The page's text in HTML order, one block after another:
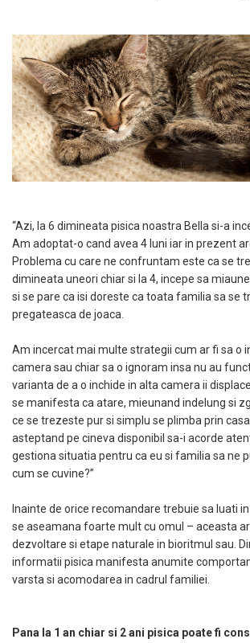
“Azi, la 6 dimineata pisica noastra Bella si-a
Am adoptat-o cand avea 4 luni iar in prezent
Problema cu care ne confruntam este ca se
dimineata uneori chiar si la 4, incepe sa
si se pare ca isi doreste ca toata familia sa se
pregateasca de joaca.
Am incercat mai multe strategii cum ar fi sa o
camera sau chiar sa o ignoram insa nu au
varianta de a o inchide in alta camera ii
se manifesta ca atare, mieunand indelung si
ce se trezeste pur si simplu se plimba prin
asteptand pe cineva disponibil sa-i acorde
gestiona situatia pentru ca eu si familia sa ne
cum se cuvine?”
Inainte de orice recomandare trebuie sa luati
se aseamana foarte mult cu omul – aceasta
dezvoltare si etape naturale in bioritmul sau.
informatii pisica manifesta anumite
varsta si acomodarea in cadrul familiei.
Pana la 1 an chiar si 2 ani pisica poate fi